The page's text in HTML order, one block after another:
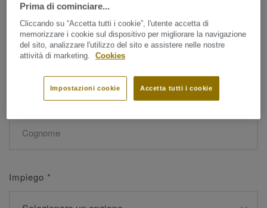
Nome*
Cognome*
Impiego *
Prima di cominciare...
Cliccando su “Accetta tutti i cookie”, l'utente accetta di
memorizzare i cookie sul dispositivo per migliorare la navigazione
del sito, analizzare l'utilizzo del sito e assistere nelle nostre
attività di marketing.
Cookies
Accetta tutti i cookie
Impostazioni cookie